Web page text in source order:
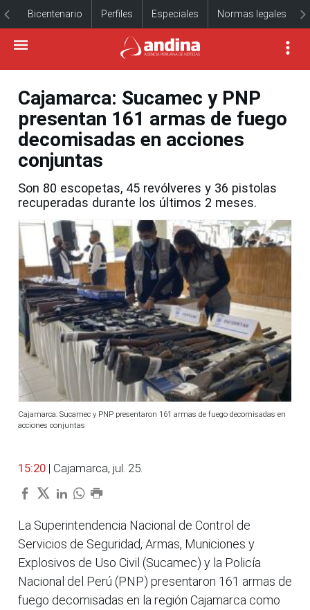
Bicentenario Perfiles Especiales Normas legales
Cajamarca: Sucamec y PNP
presentan 161 armas de fuego
decomisadas en acciones
conjuntas
Son 80 escopetas, 45 revólveres y 36 pistolas
recuperadas durante los últimos 2 meses.
Cajamarca: Sucamec y PNP presentaron 161 armas de fuego decomisadas en
acciones conjuntas
15:20 | Cajamarca, jul. 25.
La Superintendencia Nacional de Control de
Servicios de Seguridad, Armas, Municiones y
Explosivos de Uso Civil (Sucamec) y la Policía
Nacional del Perú (PNP) presentaron 161 armas de
fuego decomisadas en la región Cajamarca como